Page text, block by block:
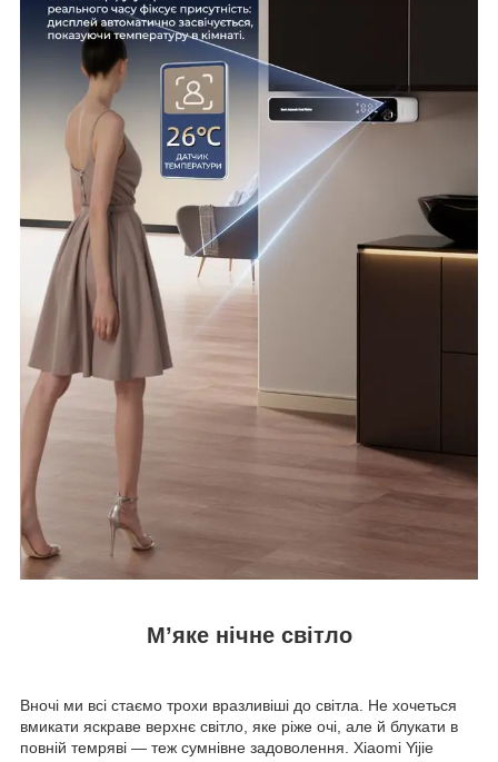
М’яке нічне світло
Вночі ми всі стаємо трохи вразливіші до світла. Не хочеться
вмикати яскраве верхнє світло, яке ріже очі, але й блукати в
повній темряві — теж сумнівне задоволення. Xiaomi Yijie